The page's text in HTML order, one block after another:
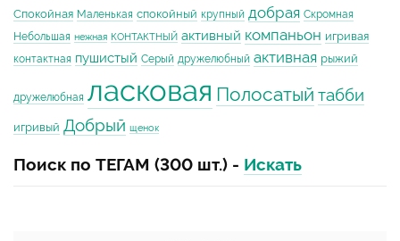
Спокойная Маленькая спокойный крупный добрая Скромная
Небольшая нежная КОНТАКТНЫЙ активный компаньон игривая
контактная пушистый Серый дружелюбный активная рыжий
дружелюбная ласковая Полосатый табби
игривый Добрый щенок
Поиск по ТЕГАМ (300 шт.) - Искать